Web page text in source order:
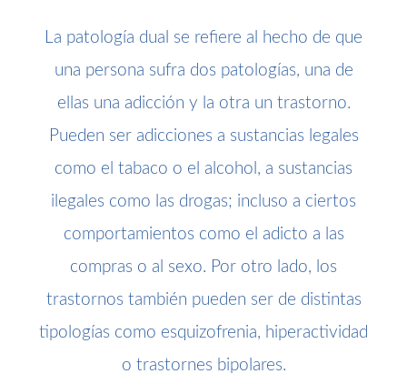
La patología dual se refiere al hecho de que
una persona sufra dos patologías, una de
ellas una adicción y la otra un trastorno.
Pueden ser adicciones a sustancias legales
como el tabaco o el alcohol, a sustancias
ilegales como las drogas; incluso a ciertos
comportamientos como el adicto a las
compras o al sexo. Por otro lado, los
trastornos también pueden ser de distintas
tipologías como esquizofrenia, hiperactividad
o trastornes bipolares.